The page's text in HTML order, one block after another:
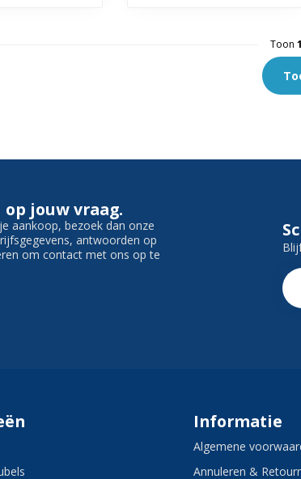
Toon 1
jouw vraag.
aankoop, bezoek dan onze
antwoorden op
om contact met ons op te
Informatie
Algemene
Annuleren &